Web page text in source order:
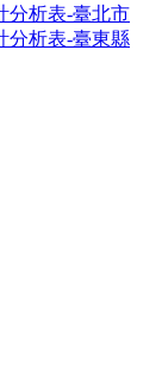
分析表-臺北市
分析表-臺東縣